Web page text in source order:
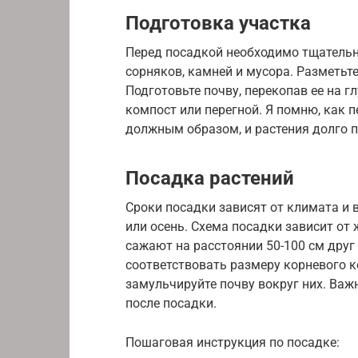
Подготовка участка
Перед посадкой необходимо
сорняков, камней и мусора.
Подготовьте почву, перекопав ее на
компост или перегной. Я помню, как
должным образом, и растения долго
Посадка растений
Сроки посадки зависят от климата
или осень. Схема посадки зависит
сажают на расстоянии 50-100 см
соответствовать размеру корневого
замульчируйте почву вокруг них.
после посадки.
Пошаговая инструкция по посадке: